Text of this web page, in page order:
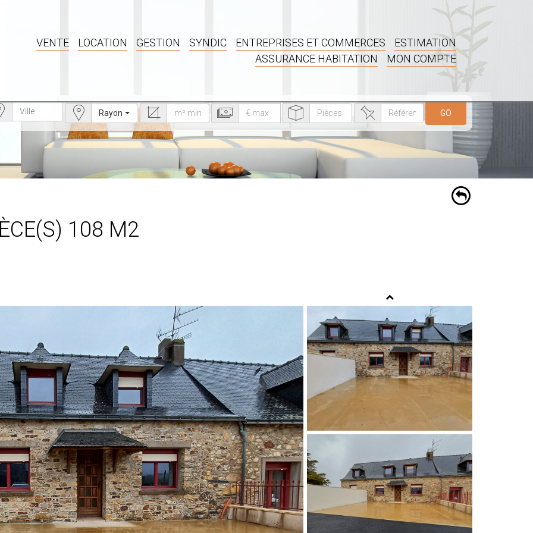
VENTE LOCATION GESTION SYNDIC ENTREPRISES ET COMMERCES
ESTIMATION
ASSURANCE HABITATION
MON COMPTE
Rayon GO
108 M2